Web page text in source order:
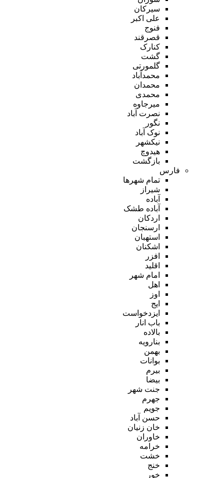
سیرکان
علی اکبر
فنوج
قصرقند
کنارک
گشت
گلمورتی
محمدآباد
محمدان
محمدی
میرجاوه
نصرت آباد
نگور
نوک آباد
نیکشهر
هیدوچ
بازگشت
فارس
تمام شهر‌ها
شیراز
آباده
آباده طشک
اردکان
ارسنجان
استهبان
اشکنان
افزر
اقلید
امام شهر
اهل
اوز
ایج
ایزدخواست
باب انار
بالاده
بنارویه
بهمن
بوانات
بیرم
بیضا
جنت شهر
جهرم
جویم
حسن آباد
خان زنیان
خاوران
خرامه
خشت
خنج
خور